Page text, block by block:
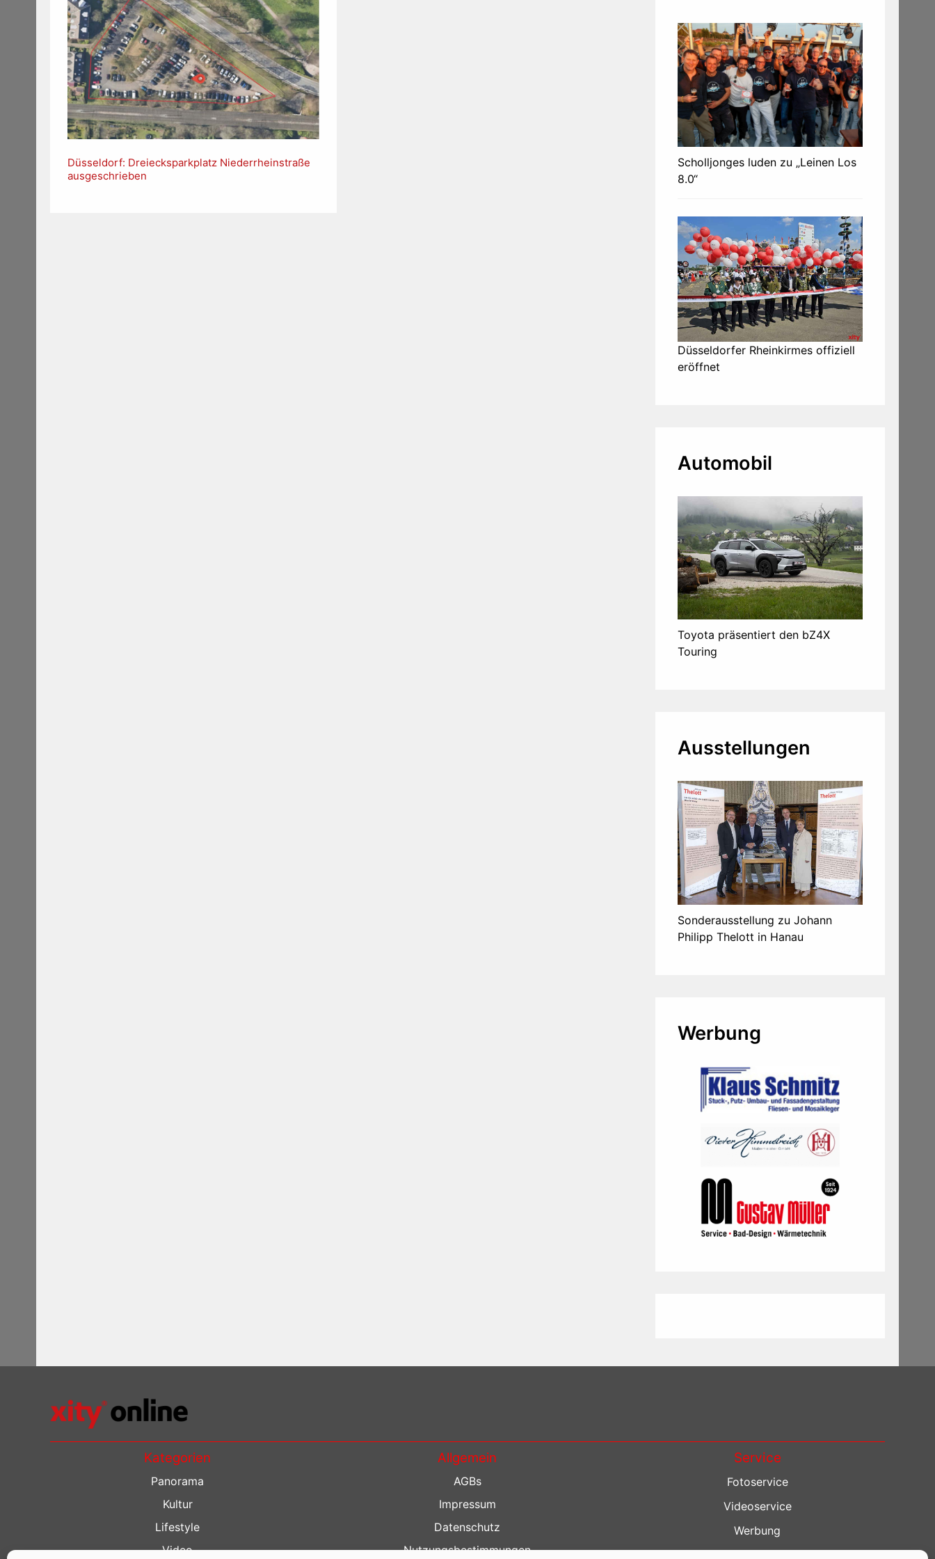
Düsseldorf: Dreiecksparkplatz Niederrheinstraße
ausgeschrieben
Scholljonges luden zu „Leinen Los
8.0“
Düsseldorfer Rheinkirmes offiziell
eröffnet
Automobil
Toyota präsentiert den bZ4X
Touring
Ausstellungen
Sonderausstellung zu Johann
Philipp Thelott in Hanau
Werbung
Kategorien
Panorama
Kultur
Lifestyle
Video
Allgemein
AGBs
Impressum
Datenschutz
Nutzungsbestimmungen
Service
Fotoservice
Videoservice
Werbung